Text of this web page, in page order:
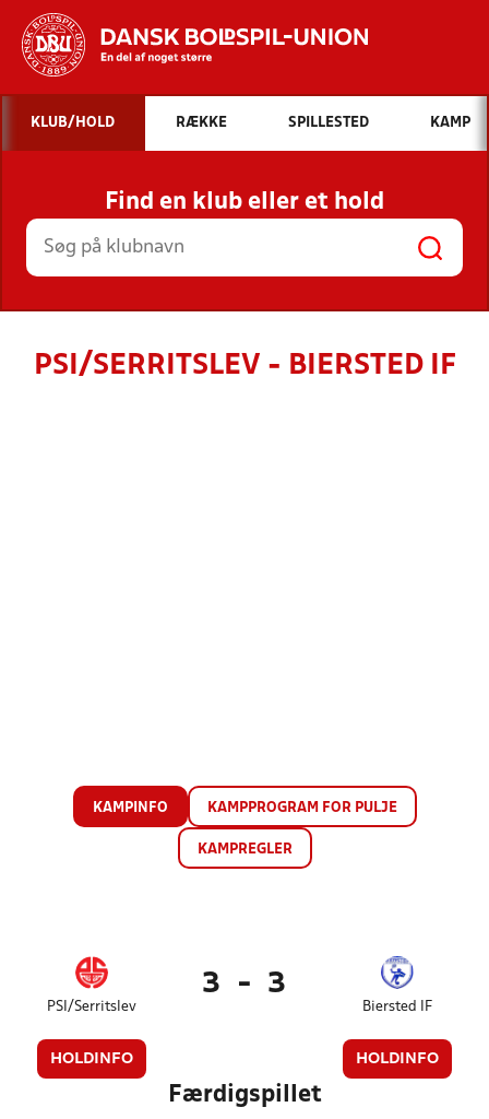
Hvad vil du søge efter?
INDHOLD OG NYHEDER
STILLINGER, RESULTATER, KLUBBER OG
HOLD
KLUB/HOLD RÆKKE SPILLESTED KAMP
Find en klub eller et hold
PSI/SERRITSLEV - BIERSTED IF
KAMPINFO KAMPPROGRAM FOR PULJE
KAMPREGLER
PSI/Serritslev
HOLDINFO
3 - 3
Biersted IF
HOLDINFO
Færdigspillet